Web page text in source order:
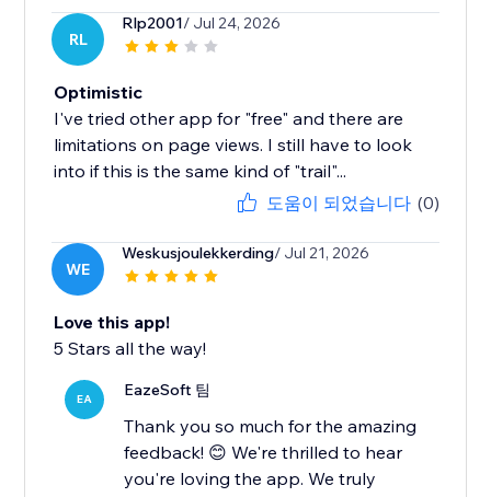
RL
Rlp2001/ Jul 24, 2026
Optimistic
I've tried other app for "free" and there are
limitations on page views. I still have to look
into if this is the same kind of "trail"...
도움이 되었습니다 (0)
WE
Weskusjoulekkerding/ Jul 21, 2026
Love this app!
5 Stars all the way!
EA EazeSoft 팀
Thank you so much for the amazing
feedback! 😊 We're thrilled to hear
you're loving the app. We truly